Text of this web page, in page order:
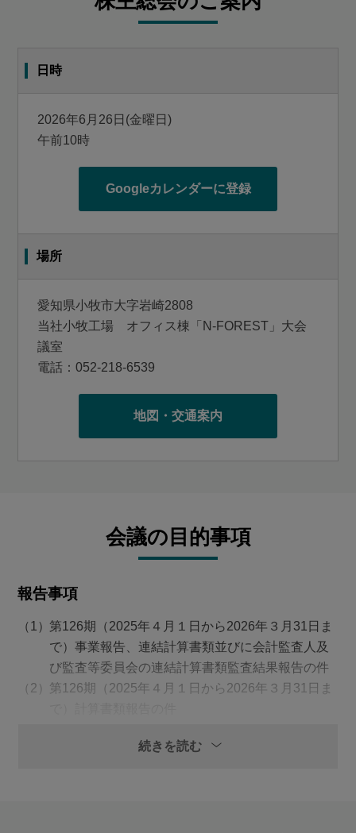
いう想いを具現化しています。これまでの改革を辛抱強
値を創造していくことが必要であり、それらを着実に実
ありたい姿に込めた「地球を輝かせる」という想い。
これは、森村グループ創成期の先人が世界を志した想い
培ってきたコア・アセットを活用して、社会的課題の解
株主の皆さまにおかれましては、今後とも変わらぬご
支援を賜りますよう、心よりお願い申し上げます。
日時
2026年6月26日(金曜日)
午前10時
Googleカレンダーに登録
場所
愛知県小牧市大字岩崎2808
当社小牧工場 オフィス棟「N-FOREST」大会
議室
電話：052-218-6539
地図・交通案内
会議の目的事項
報告事項
第126期（2025年４月１日から2026年３月31日ま
で）事業報告、連結計算書類並びに会計監査人及
び監査等委員会の連結計算書類監査結果報告の件
第126期（2025年４月１日から2026年３月31日ま
続きを読む